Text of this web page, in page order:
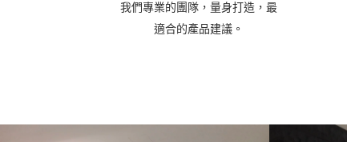
我們專業的團隊，量身打造，最
適合的產品建議。